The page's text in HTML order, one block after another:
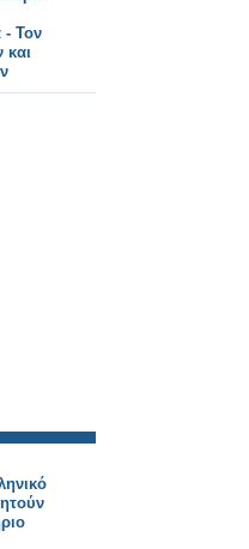
- Τον